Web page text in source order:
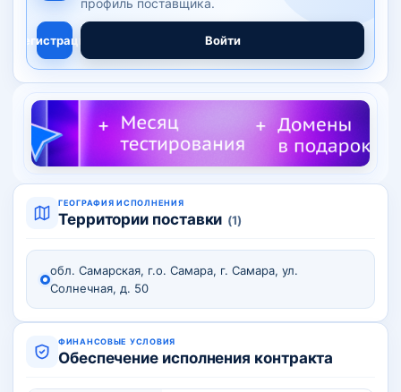
профиль поставщика.
Регистрация Войти
ГЕОГРАФИЯ ИСПОЛНЕНИЯ
Территории поставки (1)
обл. Самарская, г.о. Самара, г. Самара, ул.
Солнечная, д. 50
ФИНАНСОВЫЕ УСЛОВИЯ
Обеспечение исполнения контракта